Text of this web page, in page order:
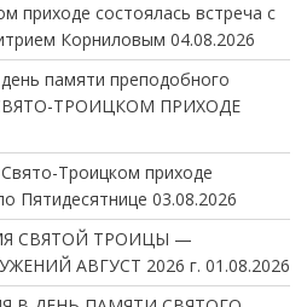
приходе состоялась встреча с
Корниловым 04.08.2026
памяти преподобного
ТРОИЦКОМ ПРИХОДЕ
Троицком приходе
Пятидесятнице 03.08.2026
СВЯТОЙ ТРОИЦЫ —
АВГУСТ 2026 г. 01.08.2026